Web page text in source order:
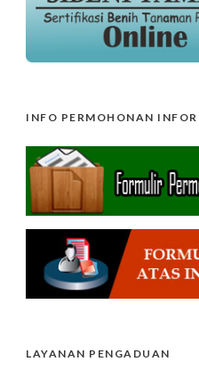
INFO PERMOHONAN
LAYANAN PENGADUAN